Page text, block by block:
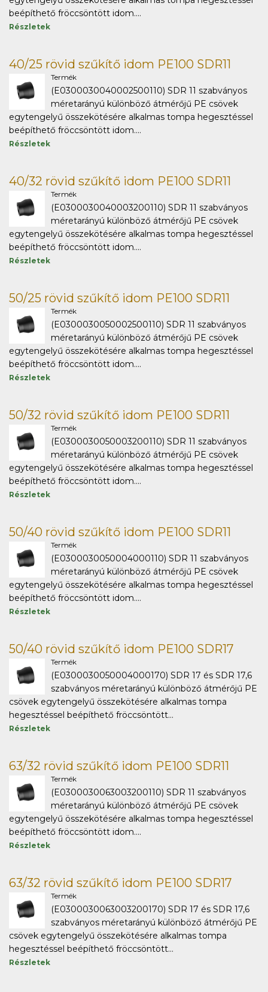
beépíthető fröccsöntött idom....
Részletek
40/25 rövid szűkítő idom PE100 SDR11
Termék
(E0300030040002500110) SDR 11 szabványos
méretarányú különböző átmérőjű PE csövek
egytengelyű összekötésére alkalmas tompa hegesztéssel
beépíthető fröccsöntött idom....
Részletek
40/32 rövid szűkítő idom PE100 SDR11
Termék
(E0300030040003200110) SDR 11 szabványos
méretarányú különböző átmérőjű PE csövek
egytengelyű összekötésére alkalmas tompa hegesztéssel
beépíthető fröccsöntött idom....
Részletek
50/25 rövid szűkítő idom PE100 SDR11
Termék
(E0300030050002500110) SDR 11 szabványos
méretarányú különböző átmérőjű PE csövek
egytengelyű összekötésére alkalmas tompa hegesztéssel
beépíthető fröccsöntött idom....
Részletek
50/32 rövid szűkítő idom PE100 SDR11
Termék
(E0300030050003200110) SDR 11 szabványos
méretarányú különböző átmérőjű PE csövek
egytengelyű összekötésére alkalmas tompa hegesztéssel
beépíthető fröccsöntött idom....
Részletek
50/40 rövid szűkítő idom PE100 SDR11
Termék
(E0300030050004000110) SDR 11 szabványos
méretarányú különböző átmérőjű PE csövek
egytengelyű összekötésére alkalmas tompa hegesztéssel
beépíthető fröccsöntött idom....
Részletek
50/40 rövid szűkítő idom PE100 SDR17
Termék
(E0300030050004000170) SDR 17 és SDR 17,6
szabványos méretarányú különböző átmérőjű PE
csövek egytengelyű összekötésére alkalmas tompa
hegesztéssel beépíthető fröccsöntött...
Részletek
63/32 rövid szűkítő idom PE100 SDR11
Termék
(E0300030063003200110) SDR 11 szabványos
méretarányú különböző átmérőjű PE csövek
egytengelyű összekötésére alkalmas tompa hegesztéssel
beépíthető fröccsöntött idom....
Részletek
63/32 rövid szűkítő idom PE100 SDR17
Termék
(E0300030063003200170) SDR 17 és SDR 17,6
szabványos méretarányú különböző átmérőjű PE
csövek egytengelyű összekötésére alkalmas tompa
hegesztéssel beépíthető fröccsöntött...
Részletek